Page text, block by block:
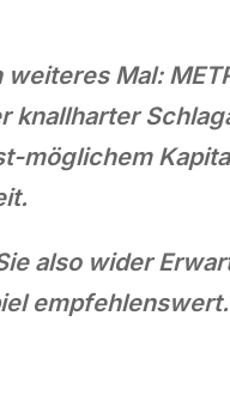
Mal:
knallharter
möglichem
also wider
empfehlenswert.